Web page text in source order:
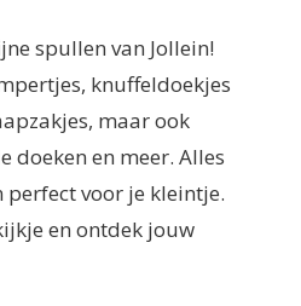
spullen van Jollein!
knuffeldoekjes
maar ook
doeken en meer. Alles
voor je kleintje.
en ontdek jouw